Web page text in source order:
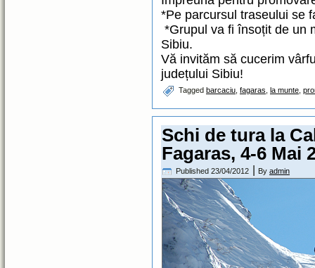
*Pe parcursul traseului se
*Grupul va fi însoțit de un
Sibiu.
Vă invităm să cucerim
județului Sibiu!
Tagged barcaciu fagaras la munte
Schi de tura la
Fagaras, 4-6 Mai
Published 23/04/2012 | By admin